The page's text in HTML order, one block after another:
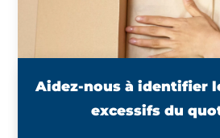
Aidez-nous à identifier
excessifs du